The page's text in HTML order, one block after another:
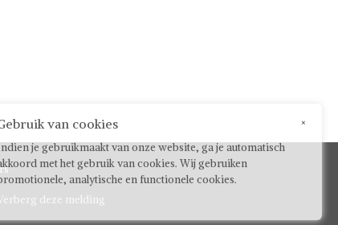
×
van cookies
je gebruikmaakt van onze website, ga je automatisch
met het gebruik van cookies. Wij gebruiken
analytische en functionele cookies.
deze melding